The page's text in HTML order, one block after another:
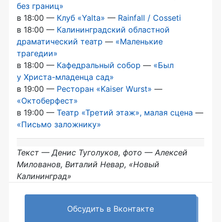
без границ»
в 18:00 — Клуб «Yalta» — Rainfall / Cosseti
в 18:00 — Калининградский областной
драматический театр — «Маленькие
трагедии»
в 18:00 — Кафедральный собор — «Был
у Христа-младенца сад»
в 19:00 — Ресторан «Kaiser Wurst» —
«Октоберфест»
в 19:00 — Театр «Третий этаж», малая сцена —
«Письмо заложнику»
Текст — Денис Туголуков, фото — Алексей
Милованов, Виталий Невар, «Новый
Калининград»
Обсудить в Вконтакте